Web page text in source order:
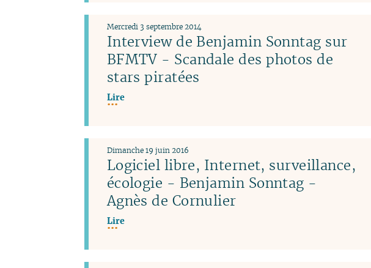
Interview de Benjamin Sonntag sur
BFMTV - Scandale des photos de
stars piratées
Mercredi 3 septembre 2014
Lire
Logiciel libre, Internet, surveillance,
écologie - Benjamin Sonntag -
Agnès de Cornulier
Dimanche 19 juin 2016
Lire